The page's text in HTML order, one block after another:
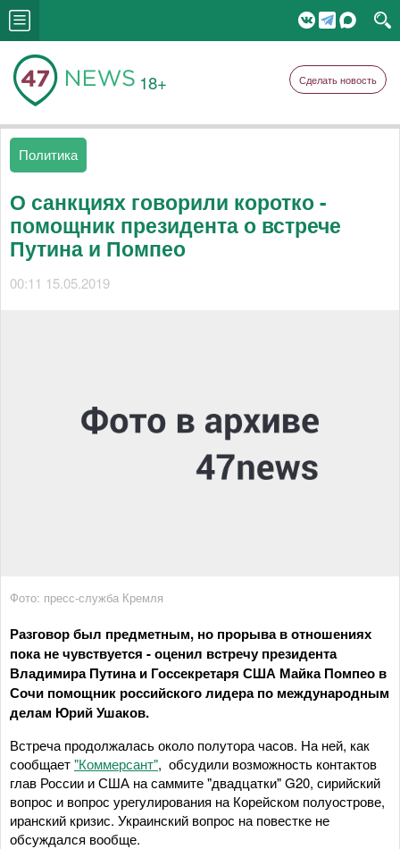
18+ Сделать новость
Политика
О санкциях говорили коротко -
помощник президента о встрече
Путина и Помпео
00:11 15.05.2019
Фото: пресс-служба Кремля
Разговор был предметным, но прорыва в отношениях
пока не чувствуется - оценил встречу президента
Владимира Путина и Госсекретаря США Майка Помпео в
Сочи помощник российского лидера по международным
делам Юрий Ушаков.
Встреча продолжалась около полутора часов. На ней, как
сообщает"Коммерсант", обсудили возможность контактов
глав России и США на саммите "двадцатки" G20, сирийский
вопрос и вопрос урегулирования на Корейском полуострове,
иранский кризис. Украинский вопрос на повестке не
обсуждался вообще.